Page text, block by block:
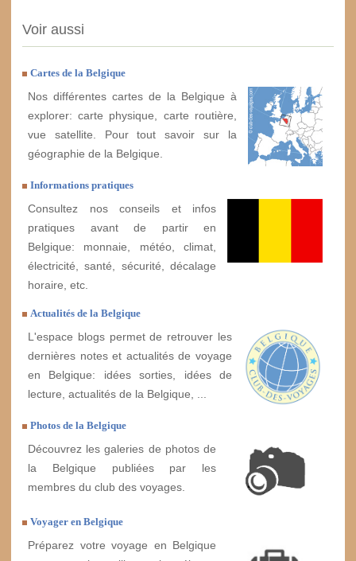
Voir aussi
Cartes de la Belgique
Nos différentes cartes de la Belgique à
explorer: carte physique, carte routière,
vue satellite. Pour tout savoir sur la
géographie de la Belgique.
Informations pratiques
Consultez nos conseils et infos
pratiques avant de partir en
Belgique: monnaie, météo, climat,
électricité, santé, sécurité, décalage
horaire, etc.
Actualités de la Belgique
L'espace blogs permet de retrouver les
dernières notes et actualités de voyage
en Belgique: idées sorties, idées de
lecture, actualités de la Belgique, ...
Photos de la Belgique
Découvrez les galeries de photos de
la Belgique publiées par les
membres du club des voyages.
Voyager en Belgique
Préparez votre voyage en Belgique